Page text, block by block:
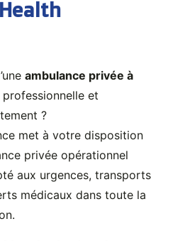
ambulance privée à
professionnelle et
?
met à votre disposition
privée opérationnel
aux urgences, transports
médicaux dans toute la